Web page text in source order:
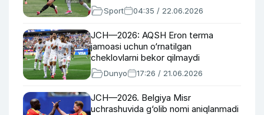
Sport 04:35 / 22.06.2026
JCH—2026: AQSH Eron terma
jamoasi uchun o‘rnatilgan
cheklovlarni bekor qilmaydi
Dunyo 17:26 / 21.06.2026
JCH—2026. Belgiya Misr
uchrashuvida g‘olib nomi aniqlanmadi